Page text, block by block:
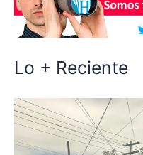
Lo + Reciente